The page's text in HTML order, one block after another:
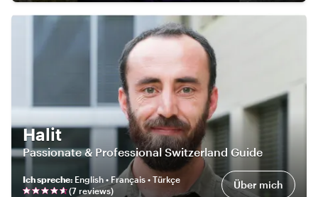
Halit
Passionate & Professional Switzerland Guide
Ich spreche: English • Français • Türkçe
(7 reviews) Über mich